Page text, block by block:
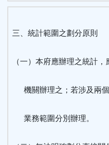
三、統計範圍之劃分原則
（一）本府應辦理之統計
機關辦理之；若涉及兩個
業務範圍分別辦理。